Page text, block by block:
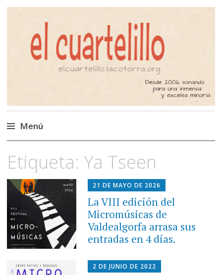
El Cuartelillo
Programa de radio de música
independiente. Podcast
Menú
al
contenido
Etiqueta: Ya Tseen
21 DE MAYO DE 2026
La VIII edición del
Micromúsicas de
Valdealgorfa arrasa sus
entradas en 4 días.
2 DE JUNIO DE 2022